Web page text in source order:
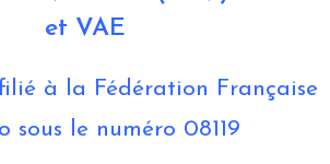
et VAE
à la Fédération Française
sous le numéro 08119